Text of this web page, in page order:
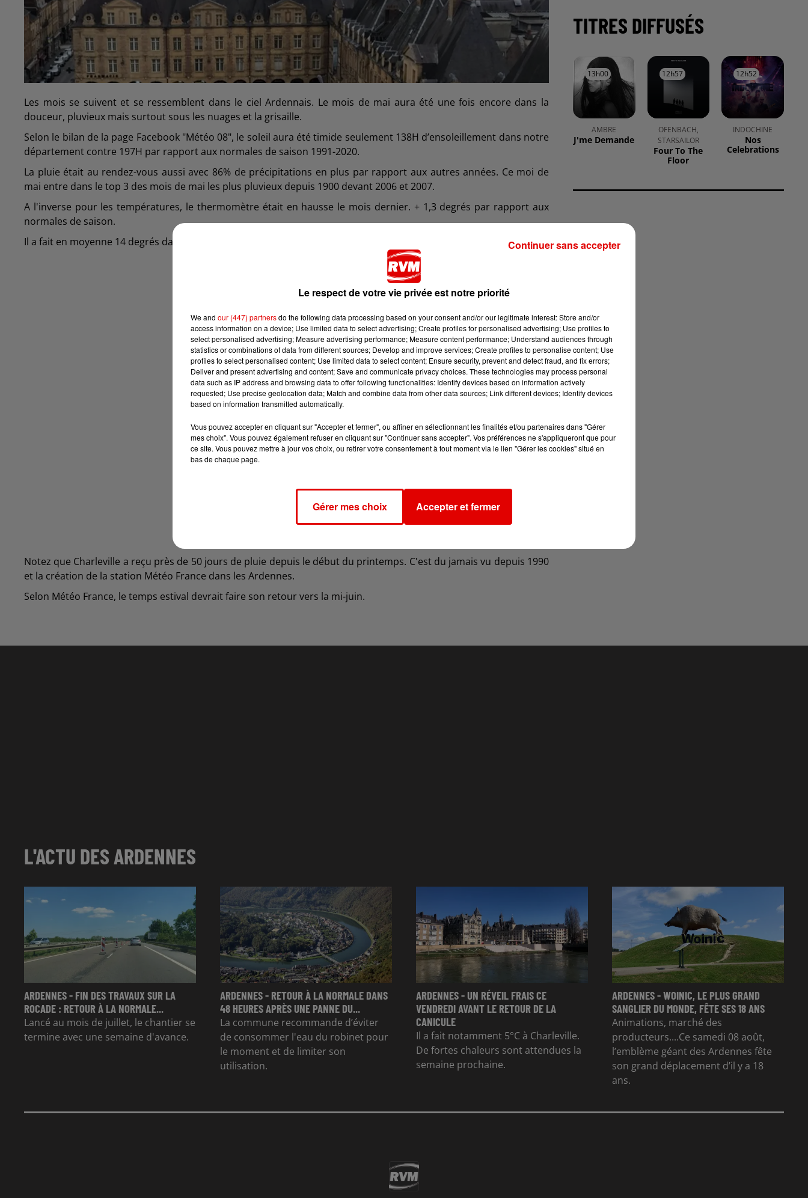
Les mois se suivent et se ressemblent dans le ciel Ardennais. Le mois de mai aura été une fois encore dans la
douceur, pluvieux mais surtout sous les nuages et la grisaille.
Selon le bilan de la page Facebook "Météo 08", le soleil aura été timide seulement 138H d’ensoleillement dans notre
département contre 197H par rapport aux normales de saison 1991-2020.
La pluie était au rendez-vous aussi avec 86% de précipitations en plus par rapport aux autres années. Ce moi de
mai entre dans le top 3 des mois de mai les plus pluvieux depuis 1900 devant 2006 et 2007.
A l'inverse pour les températures, le thermomètre était en hausse le mois dernier. + 1,3 degrés par rapport aux
normales de saison.
Il a fait en moyenne 14 degrés dans les Ardennes au mois de mai.
Notez que Charleville a reçu près de 50 jours de pluie depuis le début du printemps. C'est du jamais vu depuis 1990
et la création de la station Météo France dans les Ardennes.
Selon Météo France, le temps estival devrait faire son retour vers la mi-juin.
TITRES DIFFUSÉS
13h00
13h00
AMBRE
J'me Demande
12h57
12h57
OFENBACH,
STARSAILOR
Four To The
Floor
12h52
12h52
INDOCHINE
Nos
Celebrations
L'ACTU DES ARDENNES
ARDENNES - FIN DES TRAVAUX SUR LA
ROCADE : RETOUR À LA NORMALE...
Lancé au mois de juillet, le chantier se
termine avec une semaine d'avance.
ARDENNES - RETOUR À LA NORMALE DANS
48 HEURES APRÈS UNE PANNE DU...
La commune recommande d’éviter
de consommer l'eau du robinet pour
le moment et de limiter son
utilisation.
ARDENNES - UN RÉVEIL FRAIS CE
VENDREDI AVANT LE RETOUR DE LA
CANICULE
Il a fait notamment 5°C à Charleville.
De fortes chaleurs sont attendues la
semaine prochaine.
ARDENNES - WOINIC, LE PLUS GRAND
SANGLIER DU MONDE, FÊTE SES 18 ANS
Animations, marché des
producteurs....Ce samedi 08 août,
l’emblème géant des Ardennes fête
son grand déplacement d’il y a 18
ans.
Le respect de votre vie privée est notre priorité
We and our (447) partnersdo the following data processing based on your consent and/or our legitimate interest: Store and/or
access information on a device; Use limited data to select advertising; Create profiles for personalised advertising; Use profiles to
select personalised advertising; Measure advertising performance; Measure content performance; Understand audiences through
statistics or combinations of data from different sources; Develop and improve services; Create profiles to personalise content; Use
profiles to select personalised content; Use limited data to select content; Ensure security, prevent and detect fraud, and fix errors;
Deliver and present advertising and content; Save and communicate privacy choices. These technologies may process personal
data such as IP address and browsing data to offer following functionalities: Identify devices based on information actively
requested; Use precise geolocation data; Match and combine data from other data sources; Link different devices; Identify devices
based on information transmitted automatically.
Vous pouvez accepter en cliquant sur "Accepter et fermer", ou affiner en sélectionnant les finalités et/ou partenaires dans "Gérer
mes choix". Vous pouvez également refuser en cliquant sur "Continuer sans accepter". Vos préférences ne s'appliqueront que pour
ce site. Vous pouvez mettre à jour vos choix, ou retirer votre consentement à tout moment via le lien "Gérer les cookies" situé en
bas de chaque page.
Gérer mes choix Accepter et fermer
Continuer sans accepter